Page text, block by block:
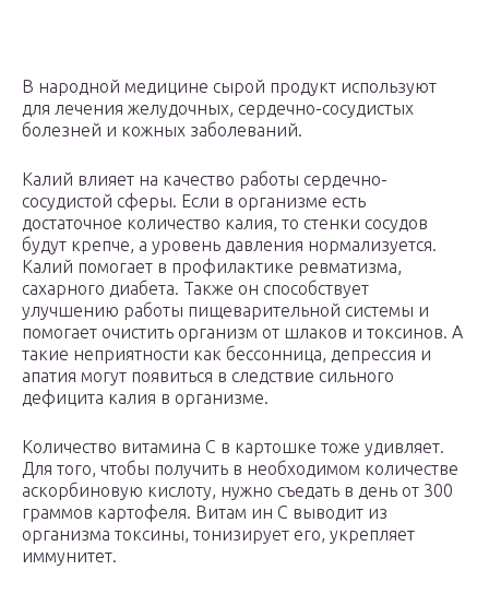
В народной медицине сырой продукт используют
для лечения желудочных, сердечно-сосудистых
болезней и кожных заболеваний.
Калий влияет на качество работы сердечно-
сосудистой сферы. Если в организме есть
достаточное количество калия, то стенки сосудов
будут крепче, а уровень давления нормализуется.
Калий помогает в профилактике ревматизма,
сахарного диабета. Также он способствует
улучшению работы пищеварительной системы и
помогает очистить организм от шлаков и токсинов. А
такие неприятности как бессонница, депрессия и
апатия могут появиться в следствие сильного
дефицита калия в организме.
Количество витамина С в картошке тоже удивляет.
Для того, чтобы получить в необходимом количестве
аскорбиновую кислоту, нужно съедать в день от 300
граммов картофеля. Витам ин С выводит из
организма токсины, тонизирует его, укрепляет
иммунитет.